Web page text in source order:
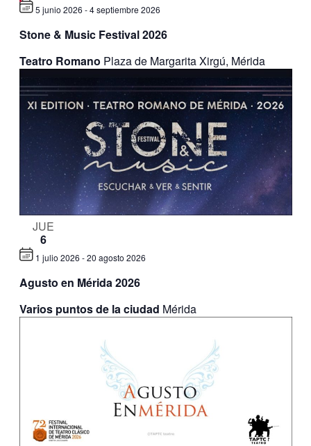
Stone & Music Festival 2026
Destacado
5 junio 2026 -4 septiembre 2026
Teatro Romano Plaza de Margarita Xirgú, Mérida
JUE
6
Agusto en Mérida 2026
1 julio 2026 -20 agosto 2026
Varios puntos de la ciudad Mérida